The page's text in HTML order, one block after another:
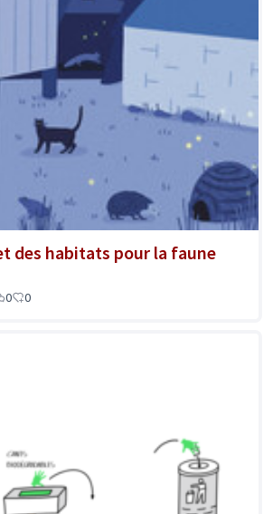
des habitats pour la faune
0 0